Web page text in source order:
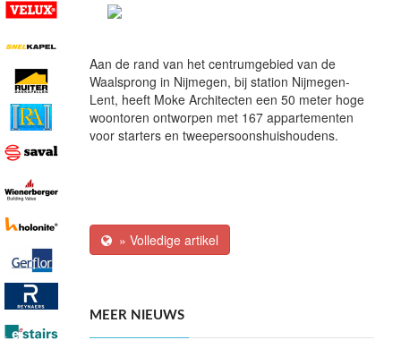
Aan de rand van het centrumgebied van de
Waalsprong in Nijmegen, bij station Nijmegen-
Lent, heeft Moke Architecten een 50 meter hoge
woontoren ontworpen met 167 appartementen
voor starters en tweepersoonshuishoudens.
» Volledige artikel
MEER NIEUWS